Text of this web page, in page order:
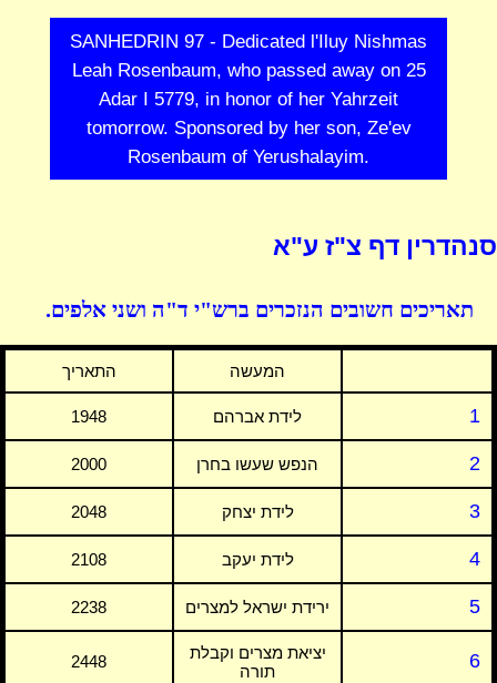
SANHEDRIN 97 - Dedicated l'Iluy Nishmas
Leah Rosenbaum, who passed away on 25
Adar I 5779, in honor of her Yahrzeit
tomorrow. Sponsored by her son, Ze'ev
Rosenbaum of Yerushalayim.
סנהדרין דף צ"ז ע"א
תאריכים חשובים הנזכרים ברש"י ד"ה ושני אלפים.
המעשה התאריך
1 לידת אברהם 1948
2 הנפש שעשו בחרן 2000
3 לידת יצחק 2048
4 לידת יעקב 2108
5 ירידת ישראל למצרים 2238
6
יציאת מצרים וקבלת
תורה
2448